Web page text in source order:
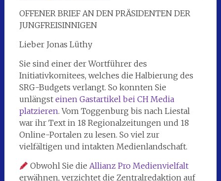
OFFENER BRIEF AN DEN PRÄSIDENTEN DER
JUNGFREISINNIGEN
Lieber Jonas Lüthy
Sie sind einer der Wortführer des
Initiativkomitees, welches die Halbierung des
SRG-Budgets verlangt. So konnten Sie
unlängst einen Gastartikel bei CH Media
platzieren. Vom Toggenburg bis nach Liestal
war ihr Text in 18 Regionalzeitungen und 18
Online-Portalen zu lesen. So viel zur
vielfältigen und intakten Medienlandschaft.
Obwohl Sie dieAllianz Pro Medienvielfalt
erwähnen, verzichtet die Zentralredaktion auf